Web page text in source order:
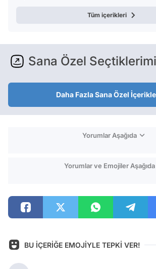
Tüm içerikleri
Sana Özel
Daha Fazla Sana Özel
Yorumlar Aşağıda
Yorumlar ve Emojiler Aşağıda
BU İÇERİĞE EMOJİYLE TEPKİ VER!